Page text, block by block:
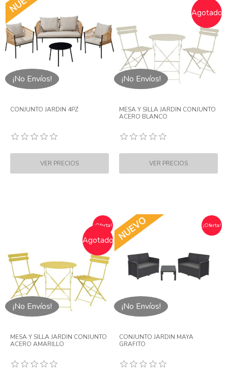
¡No Envíos!
CONJUNTO JARDIN 4PZ
Agotado
¡No Envíos!
MESA Y SILLA JARDIN CONJUNTO
ACERO BLANCO
¡Oferta!
Agotado
¡No Envíos!
MESA Y SILLA JARDIN CONJUNTO
ACERO AMARILLO
¡Oferta!
¡No Envíos!
CONJUNTO JARDIN MAYA
GRAFITO